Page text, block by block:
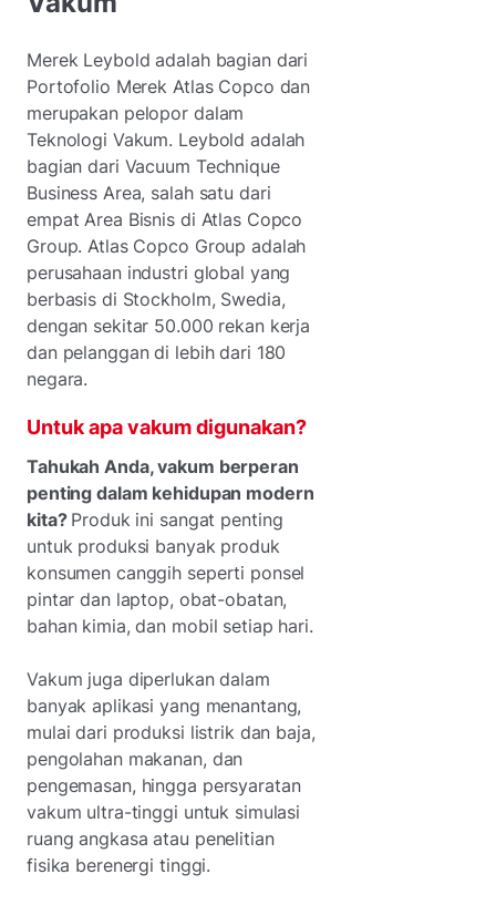
Merek Leybold adalah bagian dari
Portofolio Merek Atlas Copco dan
merupakan pelopor dalam
Teknologi Vakum. Leybold adalah
bagian dari Vacuum Technique
Business Area, salah satu dari
empat Area Bisnis di Atlas Copco
Group. Atlas Copco Group adalah
perusahaan industri global yang
berbasis di Stockholm, Swedia,
dengan sekitar 50.000 rekan kerja
dan pelanggan di lebih dari 180
negara.
Untuk apa vakum digunakan?
Tahukah Anda, vakum berperan
penting dalam kehidupan modern
kita? Produk ini sangat penting
untuk produksi banyak produk
konsumen canggih seperti ponsel
pintar dan laptop, obat-obatan,
bahan kimia, dan mobil setiap hari.
Vakum juga diperlukan dalam
banyak aplikasi yang menantang,
mulai dari produksi listrik dan baja,
pengolahan makanan, dan
pengemasan, hingga persyaratan
vakum ultra-tinggi untuk simulasi
ruang angkasa atau penelitian
fisika berenergi tinggi.